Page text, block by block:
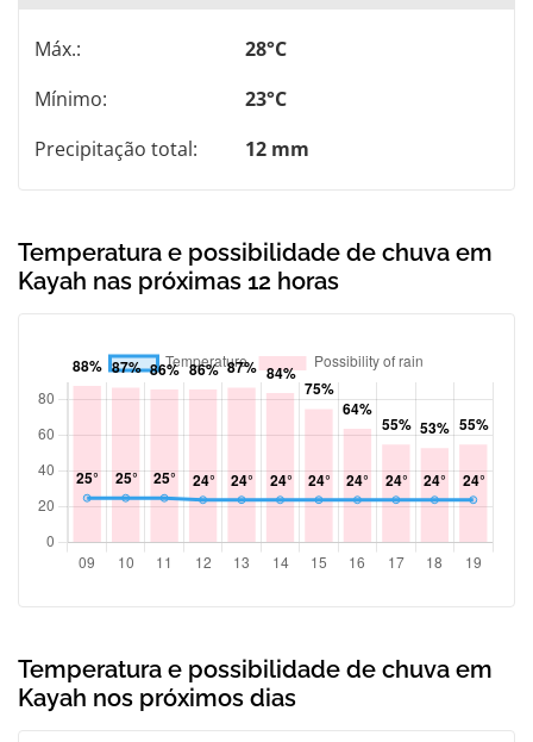
Máx.:
28°C
Mínimo:
23°C
Precipitação total:
12 mm
Temperatura e possibilidade de chuva em
Kayah nas próximas 12 horas
Temperatura e possibilidade de chuva em
Kayah nos próximos dias